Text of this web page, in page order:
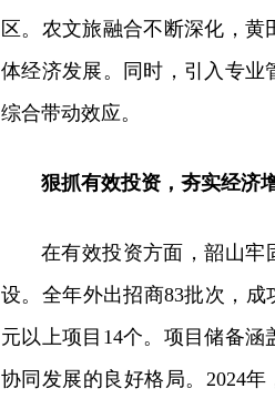
区。农文旅融合不断深化，
体经济发展。同时，引入专业
综合带动效应。
狠抓有效投资，夯实经济
在有效投资方面，韶山牢
设。全年外出招商83批次，成
元以上项目14个。项目储备
协同发展的良好格局。2024